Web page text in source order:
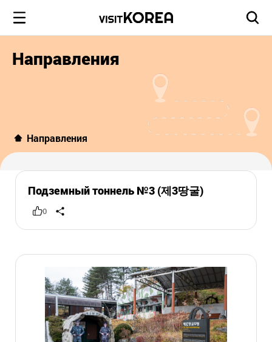
Направления
Направления
Подземный тоннель №3 (제3땅굴)
0